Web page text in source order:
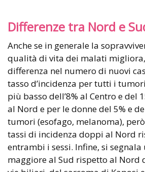
Differenze tra Nord e
Anche se in generale la
qualità di vita dei malati
differenza nel numero di nuovi
tasso d’incidenza per tutti i
più basso dell’8% al Centro e del
al Nord e per le donne del 5% e
tumori (esofago, melanoma),
tassi di incidenza doppi al Nord
entrambi i sessi. Infine, si segnala
maggiore al Sud rispetto al Nord